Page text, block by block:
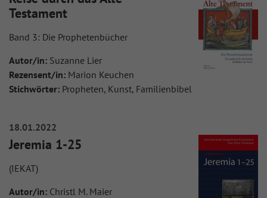
Testament
Band 3: Die Prophetenbücher
Autor/in: Suzanne Lier
Rezensent/in: Marion Keuchen
Stichwörter: Propheten, Kunst, Familienbibel
18.01.2022
Jeremia 1-25
(IEKAT)
Autor/in: Christl M. Maier